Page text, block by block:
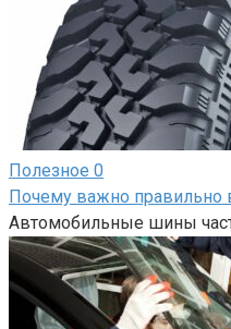
Полезное 0
Почему важно правильно
Автомобильные шины